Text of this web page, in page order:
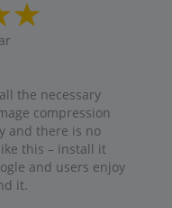
the necessary
compression
and there is no
this – install it
and users enjoy
it.